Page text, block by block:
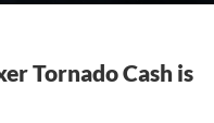
Tornado Cash is